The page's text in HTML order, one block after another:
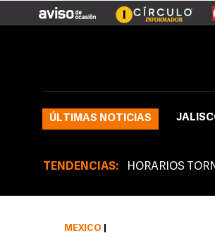
ÚLTIMAS NOTICIAS
TENDENCIAS: HORARIOS
MÉXICO